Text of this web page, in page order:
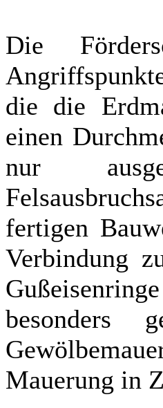
Die
die die
einen
nur
fertigen
Verbindung
besonders
Mauerung in